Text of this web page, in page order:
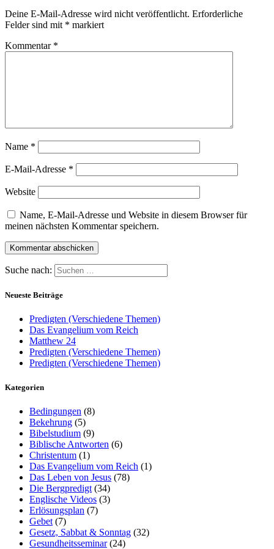
Deine E-Mail-Adresse wird nicht veröffentlicht. Erforderliche
Felder sind mit * markiert
Kommentar *
Name *
E-Mail-Adresse *
Website
Name, E-Mail-Adresse und Website in diesem Browser für
meinen nächsten Kommentar speichern.
Suche nach:
Neueste Beiträge
Predigten (Verschiedene Themen)
Das Evangelium vom Reich
Matthew 24
Predigten (Verschiedene Themen)
Predigten (Verschiedene Themen)
Kategorien
Bedingungen (8)
Bekehrung (5)
Bibelstudium (9)
Biblische Antworten (6)
Christentum (1)
Das Evangelium vom Reich (1)
Das Leben von Jesus (78)
Die Bergpredigt (34)
Englische Videos (3)
Erlösungsplan (7)
Gebet (7)
Gesetz, Sabbat & Sonntag (32)
Gesundheitsseminar(24)